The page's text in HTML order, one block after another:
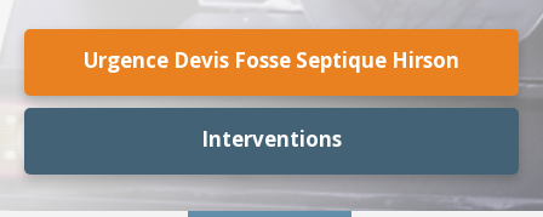
Urgence Devis Fosse Septique Hirson
Interventions